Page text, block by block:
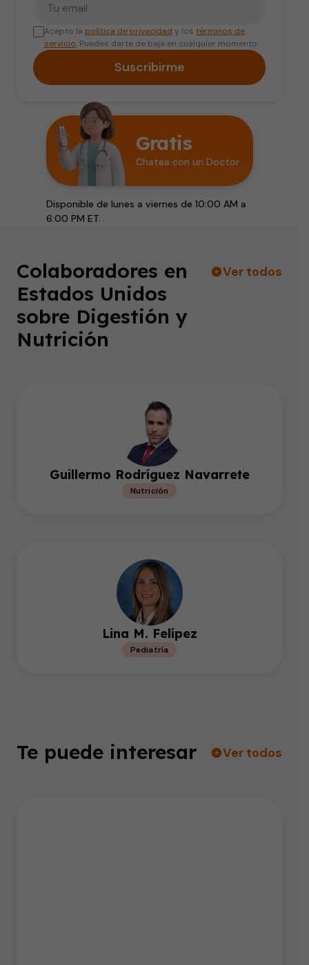
Acepto la política de privacidad y los términos de
servicio. Puedes darte de baja en cualquier momento.
Suscribirme
Gratis
Chatea con un Doctor
Disponible de lunes a viernes de 10:00 AM a
6:00 PM ET.
Colaboradores en
Estados Unidos
sobre Digestión y
Nutrición
Ver todos
Guillermo Rodríguez Navarrete
Nutrición
Lina M. Felípez
Pediatría
Te puede interesar Ver todos